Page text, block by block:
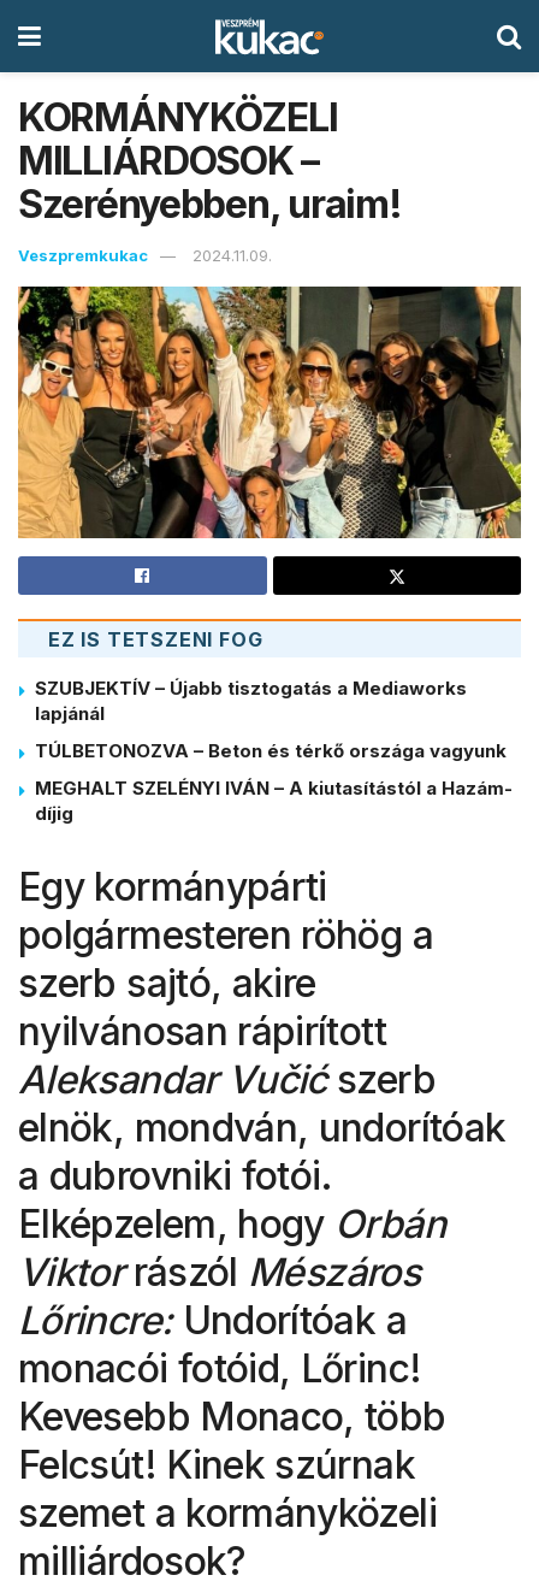
KORMÁNYKÖZELI
MILLIÁRDOSOK –
Szerényebben, uraim!
Veszpremkukac 2024.11.09.
EZ IS TETSZENI FOG
SZUBJEKTÍV – Újabb tisztogatás a Mediaworks
lapjánál
TÚLBETONOZVA – Beton és térkő országa vagyunk
MEGHALT SZELÉNYI IVÁN – A kiutasítástól a Hazám-
díjig
Egy kormánypárti
polgármesteren röhög a
szerb sajtó, akire
nyilvánosan rápirított
Aleksandar Vučićszerb
elnök, mondván, undorítóak
a dubrovniki fotói.
Elképzelem, hogy Orbán
Viktorrászól Mészáros
Lőrincre:Undorítóak a
monacói fotóid, Lőrinc!
Kevesebb Monaco, több
Felcsút! Kinek szúrnak
szemet a kormányközeli
milliárdosok?